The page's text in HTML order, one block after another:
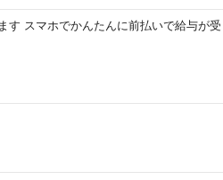
スマホでかんたんに前払いで給与が受